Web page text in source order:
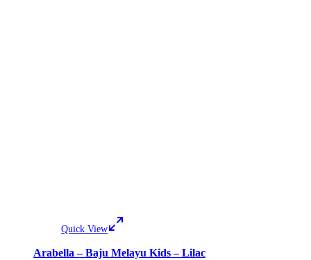
Quick View
Arabella – Baju Melayu Kids – Lilac